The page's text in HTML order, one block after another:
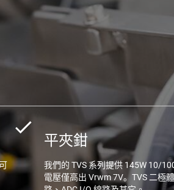
平夾鉗
我們的 TVS 系列提供 145W 10/
電壓僅高出 Vrwm 7V。TVS 二極